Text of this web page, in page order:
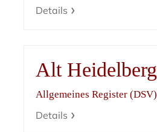
Details
Alt Heidelberg
Allgemeines Register (DSV)
Details